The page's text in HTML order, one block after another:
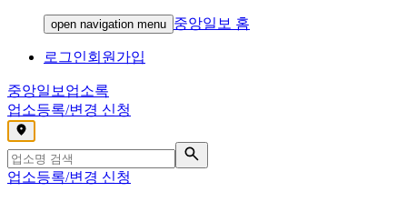
open navigation menu 중앙일보 홈
로그인회원가입
중앙일보 업소록
업소등록/변경 신청
,
업소등록/변경 신청